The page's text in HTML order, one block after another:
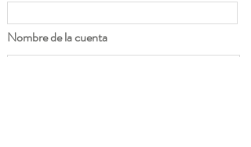
Nombre de la cuenta